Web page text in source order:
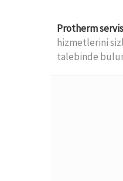
Protherm servis
hizmetlerini
talebinde